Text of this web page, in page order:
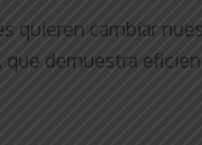
quieren cambiar
que demuestra